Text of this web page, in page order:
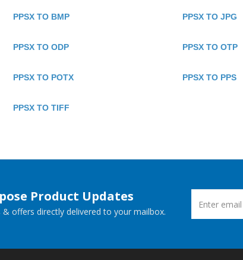
PPSX TO BMP PPSX TO JPG
PPSX TO ODP PPSX TO OTP
PPSX TO POTX PPSX TO PPS
PPSX TO TIFF
Product Updates
offers directly delivered to your mailbox.